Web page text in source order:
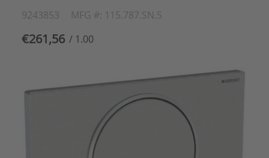
9243853 MFG #: 115.787.SN.5
€261,56 / 1.00